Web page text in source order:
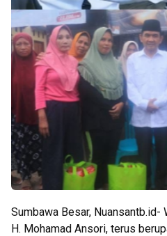
Sumbawa Besar, Nuansantb.id-
H. Mohamad Ansori, terus